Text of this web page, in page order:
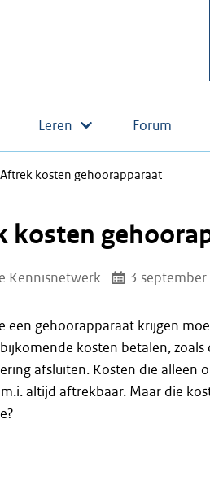
Leren Forum
Aftrek kosten gehoorapparaat
kosten
Kennisnetwerk 3
een gehoorapparaat krijgen
kosten betalen,
afsluiten. Kosten die alleen
altijd aftrekbaar. Maar die